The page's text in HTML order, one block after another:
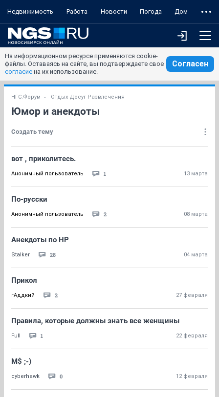
Недвижимость Работа Новости Погода Дом
На информационном ресурсе применяются cookie-
файлы. Оставаясь на сайте, вы подтверждаете свое
согласие на их использование.
Согласен
НГС.Форум Отдых Досуг Развлечения
Юмор и анекдоты
Создать тему
вот , приколитесь.
Анонимный пользователь 1 13 марта
По-русски
Анонимный пользователь 2 08 марта
Анекдоты по НР
Stalker 28 04 марта
Прикол
гАддкий 2 27 февраля
Правила, которые должны знать все женщины
Full 1 22 февраля
M$ ;-)
cyberhawk 0 12 февраля